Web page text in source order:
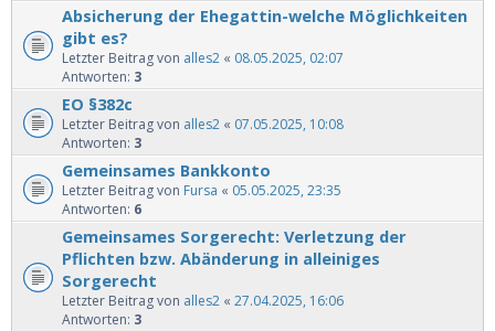
Absicherung der Ehegattin-welche Möglichkeiten
gibt es?
Letzter Beitrag von alles2 « 08.05.2025, 02:07
Antworten: 3
EO §382c
Letzter Beitrag von alles2 « 07.05.2025, 10:08
Antworten: 3
Gemeinsames Bankkonto
Letzter Beitrag von Fursa « 05.05.2025, 23:35
Antworten: 6
Gemeinsames Sorgerecht: Verletzung der
Pflichten bzw. Abänderung in alleiniges
Sorgerecht
Letzter Beitrag von alles2 « 27.04.2025, 16:06
Antworten: 3